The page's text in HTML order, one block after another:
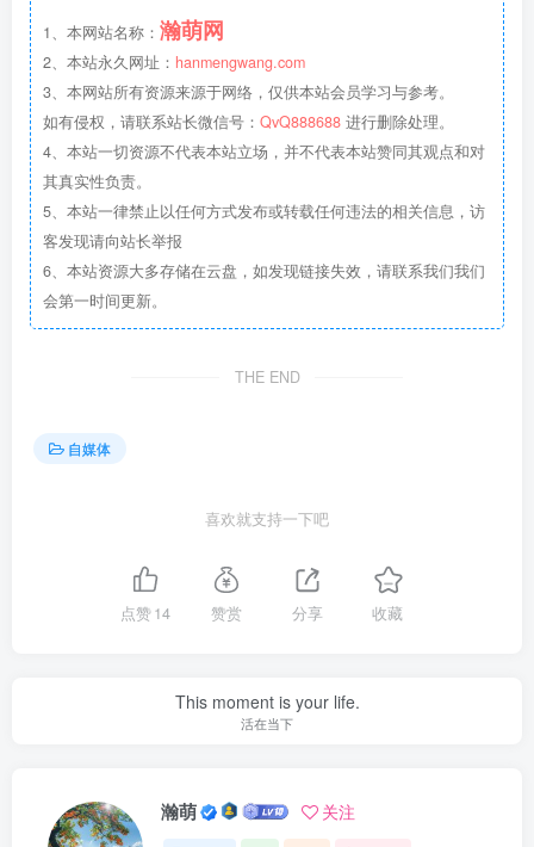
1、本网站名称： 瀚萌网
2、本站永久网址： hanmengwang.com
3、本网站所有资源来源于网络，仅供本站会员学习与参考。
如有侵权，请联系站长微信号： QvQ888688 进行删除处理。
4、本站一切资源不代表本站立场，并不代表本站赞同其观点和对
其真实性负责。
5、本站一律禁止以任何方式发布或转载任何违法的相关信息，访
客发现请向站长举报
6、本站资源大多存储在云盘，如发现链接失效，请联系我们我们
会第一时间更新。
THE END
自媒体
喜欢就支持一下吧
点赞14 赞赏 分享 收藏
This moment is your life.
活在当下
瀚萌 关注